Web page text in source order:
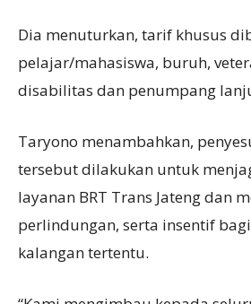
Dia menuturkan, tarif khusus
pelajar/mahasiswa, buruh,
disabilitas dan penumpang
Taryono menambahkan,
tersebut dilakukan untuk
layanan BRT Trans Jateng dan
perlindungan, serta insentif
kalangan tertentu.